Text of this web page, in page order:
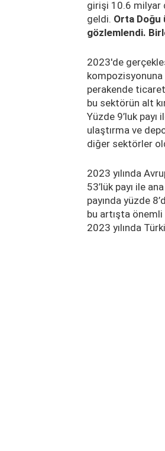
girişi 10.6 milyar
geldi. Orta Doğu
gözlemlendi.
2023'de
kompozisyonuna
perakende
bu sektörün alt
Yüzde 9’luk
ulaştırma ve
diğer sektörler
2023 yılında
53’lük payı ile
payında yüzde
bu artışta önemli
2023 yılında